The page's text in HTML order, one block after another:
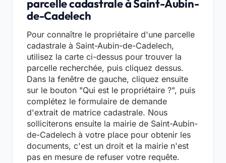
parcelle cadastrale à Saint-Aubin-
de-Cadelech
Pour connaître le propriétaire d'une parcelle
cadastrale à Saint-Aubin-de-Cadelech,
utilisez la carte ci-dessus pour trouver la
parcelle recherchée, puis cliquez dessus.
Dans la fenêtre de gauche, cliquez ensuite
sur le bouton "Qui est le propriétaire ?", puis
complétez le formulaire de demande
d'extrait de matrice cadastrale. Nous
solliciterons ensuite la mairie de Saint-Aubin-
de-Cadelech à votre place pour obtenir les
documents, c'est un droit et la mairie n'est
pas en mesure de refuser votre requête.